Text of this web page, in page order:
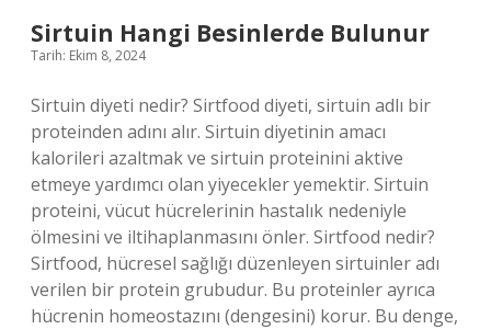
Sirtuin Hangi Besinlerde Bulunur
Tarih: Ekim 8, 2024
Sirtuin diyeti nedir? Sirtfood diyeti, sirtuin adlı bir
proteinden adını alır. Sirtuin diyetinin amacı
kalorileri azaltmak ve sirtuin proteinini aktive
etmeye yardımcı olan yiyecekler yemektir. Sirtuin
proteini, vücut hücrelerinin hastalık nedeniyle
ölmesini ve iltihaplanmasını önler. Sirtfood nedir?
Sirtfood, hücresel sağlığı düzenleyen sirtuinler adı
verilen bir protein grubudur. Bu proteinler ayrıca
hücrenin homeostazını (dengesini) korur. Bu denge,